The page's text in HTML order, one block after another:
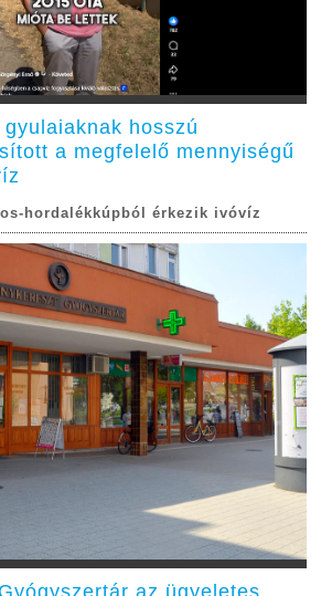
hosszú
a megfelelő mennyiségű
hordalékkúpból érkezik ivóvíz